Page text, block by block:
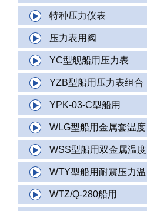
特种压力仪表
压力表用阀
YC型舰船用压力表
YZB型船用压力表组合
YPK-03-C型船用
WLG型船用金属套温度
WSS型船用双金属温度
WTY型船用耐震压力温
WTZ/Q-280船用